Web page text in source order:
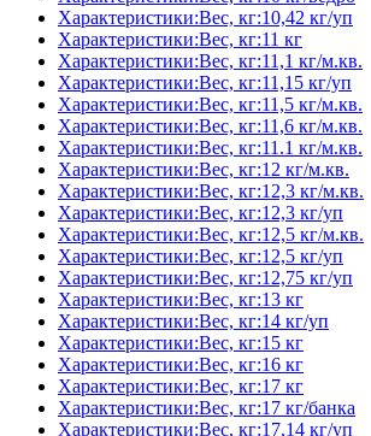
Характеристики:Вес, кг:10,42 кг/уп
Характеристики:Вес, кг:11 кг
Характеристики:Вес, кг:11,1 кг/м.кв.
Характеристики:Вес, кг:11,15 кг/уп
Характеристики:Вес, кг:11,5 кг/м.кв.
Характеристики:Вес, кг:11,6 кг/м.кв.
Характеристики:Вес, кг:11.1 кг/м.кв.
Характеристики:Вес, кг:12 кг/м.кв.
Характеристики:Вес, кг:12,3 кг/м.кв.
Характеристики:Вес, кг:12,3 кг/уп
Характеристики:Вес, кг:12,5 кг/м.кв.
Характеристики:Вес, кг:12,5 кг/уп
Характеристики:Вес, кг:12,75 кг/уп
Характеристики:Вес, кг:13 кг
Характеристики:Вес, кг:14 кг/уп
Характеристики:Вес, кг:15 кг
Характеристики:Вес, кг:16 кг
Характеристики:Вес, кг:17 кг
Характеристики:Вес, кг:17 кг/банка
Характеристики:Вес, кг:17,14 кг/уп